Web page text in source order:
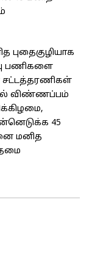
புதைகுழியாக
பணிகளை
விண்ணப்பம்
45
மனித